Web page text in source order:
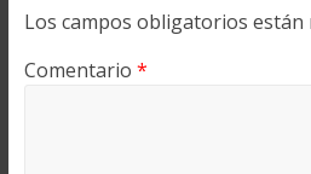
Los campos obligatorios están
Comentario *